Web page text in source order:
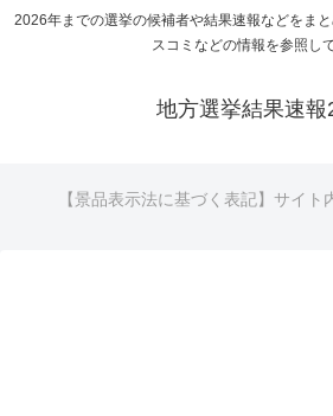
2026年までの選挙の候補者や結果速報などをま
スコミなどの情報を参照し
地方選挙結果速報
【景品表示法に基づく表記】サイト